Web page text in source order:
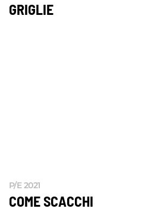
GRIGLIE
P/E 2021
COME SCACCHI